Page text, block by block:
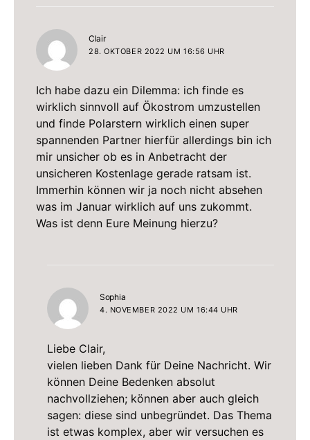
Clairsagt:
28. OKTOBER 2022 UM 16:56 UHR
Ich habe dazu ein Dilemma: ich finde es
wirklich sinnvoll auf Ökostrom umzustellen
und finde Polarstern wirklich einen super
spannenden Partner hierfür allerdings bin ich
mir unsicher ob es in Anbetracht der
unsicheren Kostenlage gerade ratsam ist.
Immerhin können wir ja noch nicht absehen
was im Januar wirklich auf uns zukommt.
Was ist denn Eure Meinung hierzu?
Sophia
4. NOVEMBER 2022 UM 16:44 UHR
Liebe Clair,
vielen lieben Dank für Deine Nachricht. Wir
können Deine Bedenken absolut
nachvollziehen; können aber auch gleich
sagen: diese sind unbegründet. Das Thema
ist etwas komplex, aber wir versuchen es